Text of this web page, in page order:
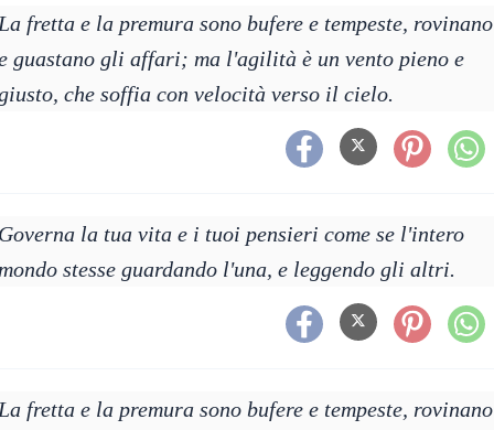
fretta e la premura sono bufere e tempeste, rovinano
guastano gli affari; ma l'agilità è un vento pieno e
che soffia con velocità verso il cielo.
la tua vita e i tuoi pensieri come se l'intero
stesse guardando l'una, e leggendo gli altri.
fretta e la premura sono bufere e tempeste, rovinano